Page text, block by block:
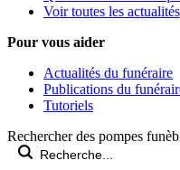
Voir toutes les actualités
Pour vous aider
Actualités du funéraire
Publications du
Tutoriels
Rechercher des pompes